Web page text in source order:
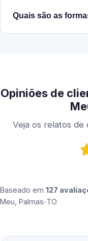
Quais são as
Opiniões de
Veja os relatos de
Baseado em 127
Meu, Palmas‑TO